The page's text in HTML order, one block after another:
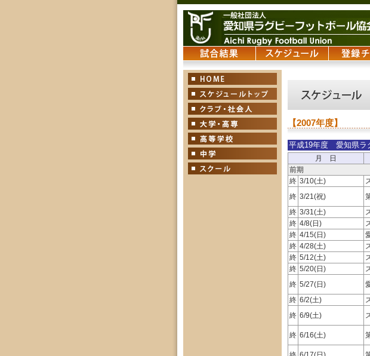
【2007年度】
平成19年度 愛知県ラ
月 日
前期
終 3/10(土)
終 3/21(祝)
終 3/31(土)
終 4/8(日)
終 4/15(日)
終 4/28(土)
終 5/12(土)
終 5/20(日)
終 5/27(日)
終 6/2(土)
終 6/9(土)
終 6/16(土)